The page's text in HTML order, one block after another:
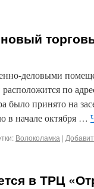
деловыми
по
было принято на
в начале октября …
Волоколамка |
в ТРЦ